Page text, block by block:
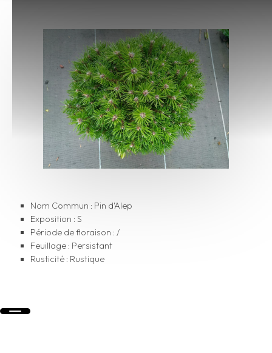
Nom Commun : Pin d'Alep
Exposition : S
Période de floraison : /
Feuillage : Persistant
Rusticité : Rustique